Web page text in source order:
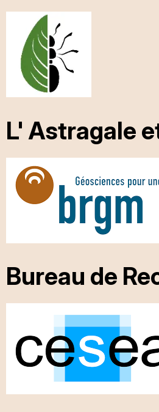
L' Astragale
Bureau de